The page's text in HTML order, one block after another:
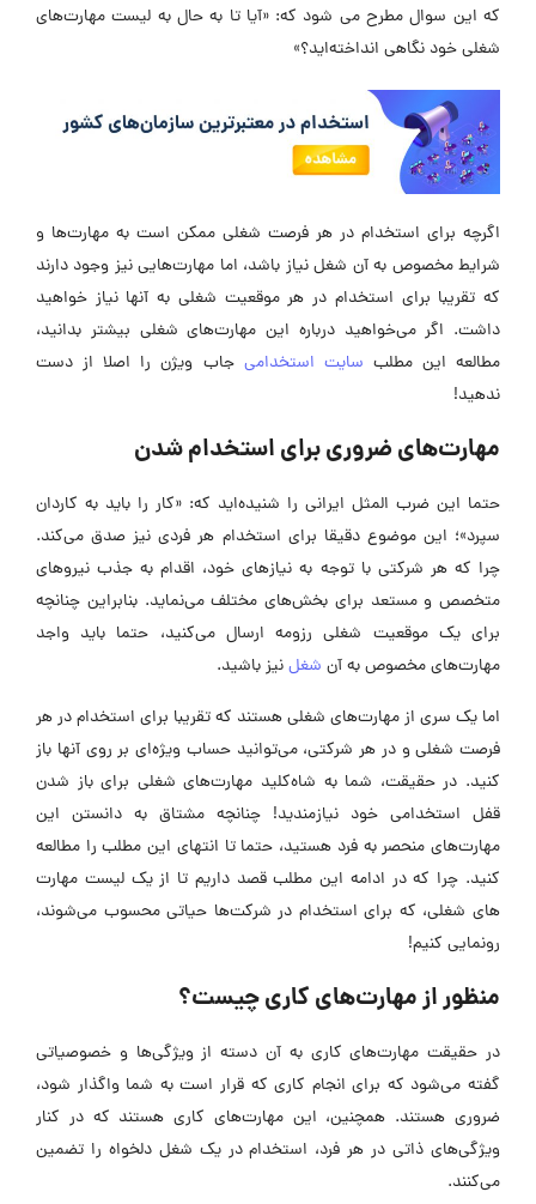
که این سوال مطرح می شود که: «آیا تا به حال به لیست مهارت‌‌‌‌های
شغلی خود نگاهی انداخته‌اید؟»
اگرچه برای استخدام در هر فرصت شغلی ممکن است به مهارت‌ها و
شرایط مخصوص به آن شغل نیاز باشد، اما مهارت‌هایی نیز وجود دارند
که تقریبا برای استخدام در هر موقعیت شغلی به آنها نیاز خواهید
داشت. اگر می‌خواهید درباره این مهارت‌های شغلی بیشتر بدانید،
مطالعه این مطلب سایت استخدامی جاب ویژن را اصلا از دست
ندهید!
مهارت‌‌های ضروری برای استخدام شدن
حتما این ضرب المثل ایرانی را شنیده‌اید که: «کار را باید به کاردان
سپرد»؛ این موضوع دقیقا برای استخدام هر فردی نیز صدق می‌کند.
چرا که هر شرکتی با توجه به نیازهای خود، اقدام به جذب نیروهای
متخصص و مستعد برای بخش‌های مختلف می‌نماید. بنابراین چنانچه
برای یک موقعیت شغلی رزومه ارسال می‌کنید، حتما باید واجد
مهارت‌های مخصوص به آن شغلنیز باشید.
اما یک سری از مهارت‌های شغلی هستند که تقریبا برای استخدام در هر
فرصت شغلی و در هر شرکتی، می‌توانید حساب ویژه‌ای بر روی آنها باز
کنید. در حقیقت، شما به شاه‌کلید مهارت‌های شغلی برای باز شدن
قفل استخدامی خود نیازمندید! چنانچه مشتاق به دانستن این
مهارت‌های منحصر به فرد هستید، حتما تا انتهای این مطلب را مطالعه
کنید. چرا که در ادامه این مطلب قصد داریم تا از یک لیست مهارت‌
های شغلی، که برای استخدام در شرکت‌ها حیاتی محسوب می‌شوند،
رونمایی کنیم!
منظور از مهارت‌های کاری چیست؟
در حقیقت مهارت‌های کاری به آن دسته از ویژگی‌ها و خصوصیاتی
گفته می‌شود که برای انجام کاری که قرار است به شما واگذار شود،
ضروری هستند. همچنین، این مهارت‌های کاری هستند که در کنار
ویژگی‌های ذاتی در هر فرد، استخدام در یک شغل دلخواه را تضمین
می‌کنند.